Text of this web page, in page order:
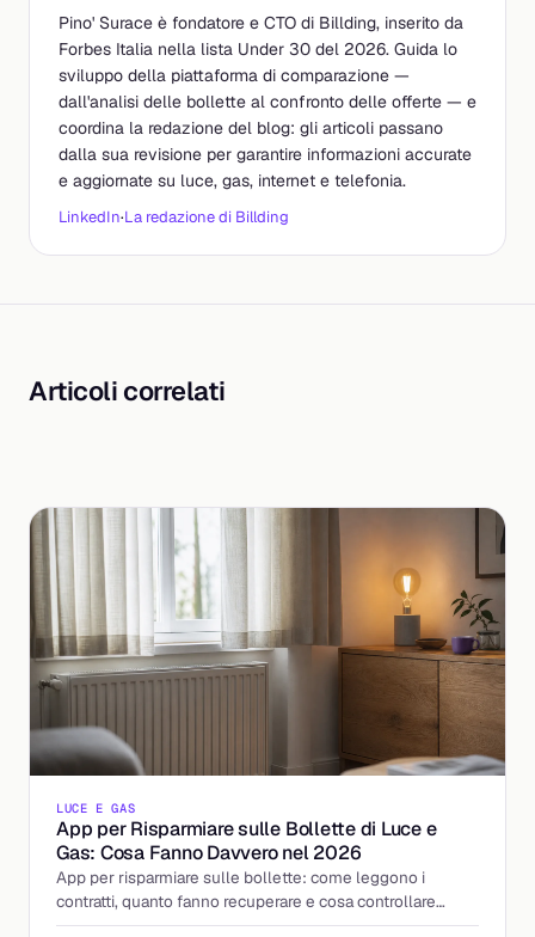
Pino' Surace è fondatore e CTO di Billding, inserito da
Forbes Italia nella lista Under 30 del 2026. Guida lo
sviluppo della piattaforma di comparazione —
dall'analisi delle bollette al confronto delle offerte — e
coordina la redazione del blog: gli articoli passano
dalla sua revisione per garantire informazioni accurate
e aggiornate su luce, gas, internet e telefonia.
LinkedIn·La redazione di Billding
Articoli correlati
LUCE E GAS
App per Risparmiare sulle Bollette di Luce e
Gas: Cosa Fanno Davvero nel 2026
App per risparmiare sulle bollette: come leggono i
contratti, quanto fanno recuperare e cosa controllare
prima di caricarci la bolletta. La guida 2026.